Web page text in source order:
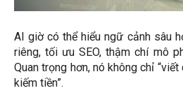
AI giờ có thể hiểu ngữ cảnh sâu
riêng, tối ưu SEO, thậm chí mô
Quan trọng hơn, nó không chỉ
kiếm tiền”.